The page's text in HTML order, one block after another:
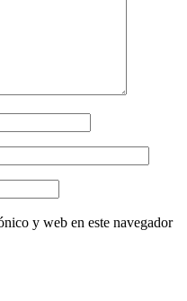
y web en este navegador